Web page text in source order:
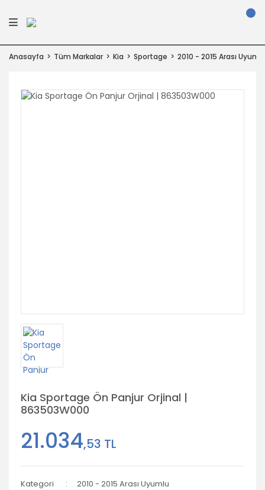
Anasayfa Tüm Markalar Kia Sportage 2010 - 2015 Arası
Kia Sportage Ön Panjur Orjinal |
863503W000
21.034,53 TL
Kategori
2010 - 2015 Arası Uyumlu